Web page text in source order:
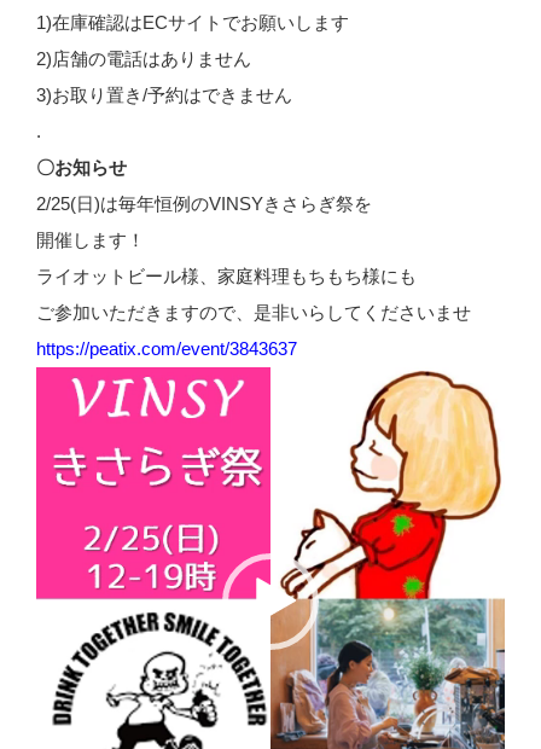
1)在庫確認はECサイトでお願いします
2)店舗の電話はありません
3)お取り置き/予約はできません
.
〇お知らせ
2/25(日)は毎年恒例のVINSYきさらぎ祭を
開催します！
ライオットビール様、家庭料理もちもち様にも
ご参加いただきますので、是非いらしてくださいませ
https://peatix.com/event/3843637